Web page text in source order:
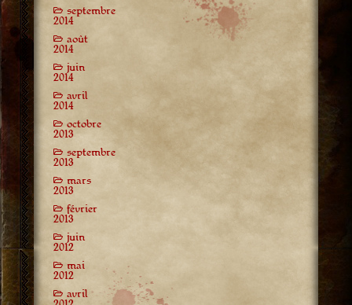
septembre
2014
août
2014
juin
2014
avril
2014
octobre
2013
septembre
2013
mars
2013
février
2013
juin
2012
mai
2012
avril